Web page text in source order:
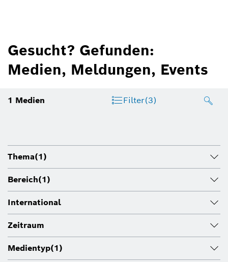
Gesucht? Gefunden:
Medien, Meldungen, Events
1 Medien Filter(3)
Thema(1)
Bereich(1)
International
Zeitraum
Medientyp(1)